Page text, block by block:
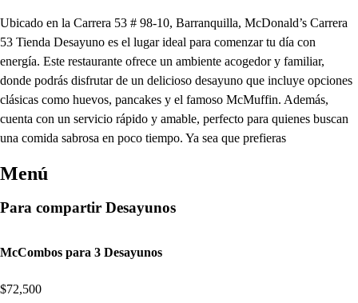
Ubicado en la Carrera 53 # 98-10, Barranquilla, McDonald’s Carrera
53 Tienda Desayuno es el lugar ideal para comenzar tu día con
energía. Este restaurante ofrece un ambiente acogedor y familiar,
donde podrás disfrutar de un delicioso desayuno que incluye opciones
clásicas como huevos, pancakes y el famoso McMuffin. Además,
cuenta con un servicio rápido y amable, perfecto para quienes buscan
una comida sabrosa en poco tiempo. Ya sea que prefieras
Menú
Para compartir Desayunos
McCombos para 3 Desayunos
$72,500